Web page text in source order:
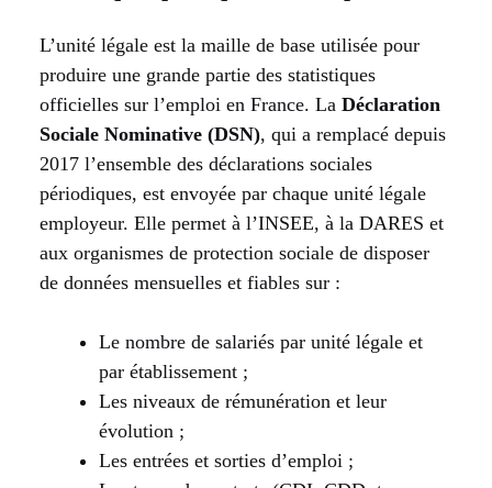
L’unité légale est la maille de base utilisée pour
produire une grande partie des statistiques
officielles sur l’emploi en France. La Déclaration
Sociale Nominative (DSN), qui a remplacé depuis
2017 l’ensemble des déclarations sociales
périodiques, est envoyée par chaque unité légale
employeur. Elle permet à l’INSEE, à la DARES et
aux organismes de protection sociale de disposer
de données mensuelles et fiables sur :
Le nombre de salariés par unité légale et
par établissement ;
Les niveaux de rémunération et leur
évolution ;
Les entrées et sorties d’emploi ;